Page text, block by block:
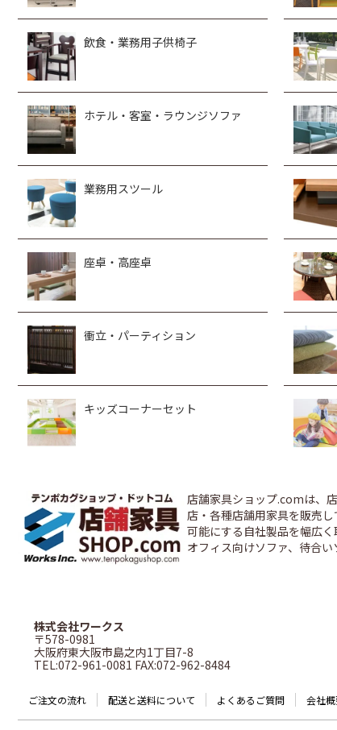
飲食・業務用子供椅子
ホテル・客室・ラウンジソファ
業務用スツール
座卓・高座卓
衝立・パーティション
キッズコーナーセット
店舗家具ショップ.comは、
店・各種店舗用家具を販売
可能にする自社製品を幅広く
オフィス向けソファ、待合
株式会社ワークス
〒578-0981
大阪府東大阪市島之内1丁目7-8
TEL:072-961-0081 FAX:072-962-8484
ご注文の流れ 配送と送料について よくあるご質問 会社